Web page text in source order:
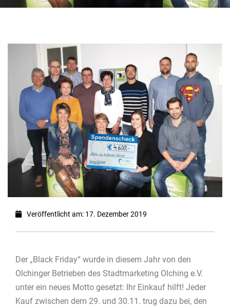
Veröffentlicht am: 17. Dezember 2019
Der „Black Friday“ wurde in diesem Jahr von den
Olchinger Betrieben des Stadtmarketing Olching e.V.
unter ein neues Motto gesetzt: Ihr Einkauf hilft! Jeder
Kauf zwischen dem 29. und 30.11. trug dazu bei, den